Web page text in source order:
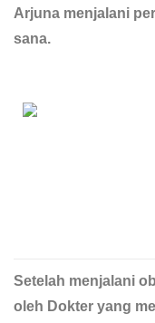
Arjuna menjalani
sana.
Setelah menjalani
oleh Dokter yang